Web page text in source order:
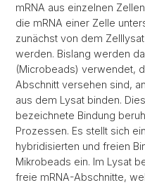
mRNA aus einzelnen
die mRNA einer Zelle
zunächst von dem
werden. Bislang werden
(Microbeads) verwendet,
Abschnitt versehen sind,
aus dem Lysat binden.
bezeichnete Bindung
Prozessen. Es stellt sich
hybridisierten und freien
Mikrobeads ein. Im Lysat
freie mRNA-Abschnitte,